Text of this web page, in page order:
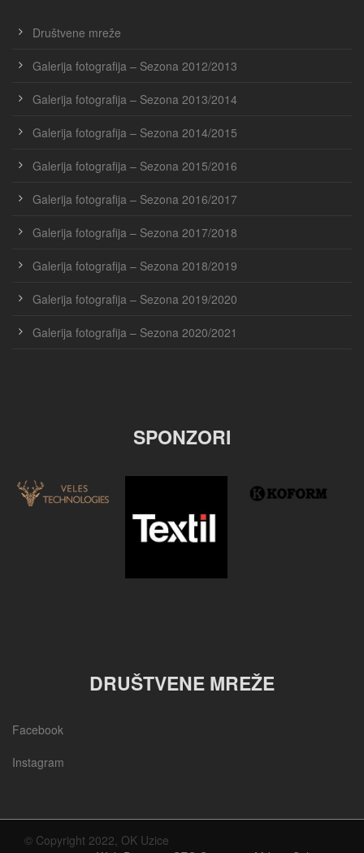
Društvene mreže
Galerija fotografija – Sezona 2012/2013
Galerija fotografija – Sezona 2013/2014
Galerija fotografija – Sezona 2014/2015
Galerija fotografija – Sezona 2015/2016
Galerija fotografija – Sezona 2016/2017
Galerija fotografija – Sezona 2017/2018
Galerija fotografija – Sezona 2018/2019
Galerija fotografija – Sezona 2019/2020
Galerija fotografija – Sezona 2020/2021
SPONZORI
DRUŠTVENE MREŽE
Facebook
Instagram
© Copyright 2022, OK Uzice